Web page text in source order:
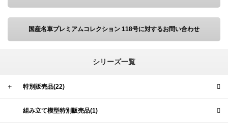
国産名車プレミアムコレクション 118号に対するお問い合わせ
シリーズ一覧
＋ 特別販売品(22)
組み立て模型特別販売品(1)